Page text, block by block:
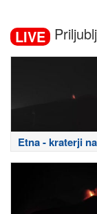
LIVE
Etna - kraterji